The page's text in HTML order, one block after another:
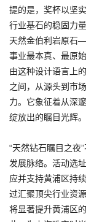
提的是，奖杯以坚
行业基石的稳固力
天然金伯利岩原石
事业最本真、最原
由这种设计语言上
之间，从源头到市
力。它象征着从深
绽放出的瞩目光辉。
“天然钻石瞩目之夜
发展脉络。活动选
应并支持黄浦区持
过汇聚顶尖行业资
将显著提升黄浦区